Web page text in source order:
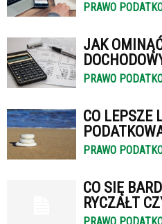
PRAWO
JAK
PRAWO
CO LEPSZE
PRAWO
CO SIĘ
RYCZAŁT